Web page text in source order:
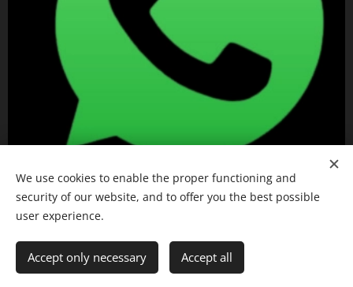
Desenvolvido porWebnode
We use cookies to enable the proper functioning and
security of our website, and to offer you the best possible
user experience.
Accept only necessary Accept all